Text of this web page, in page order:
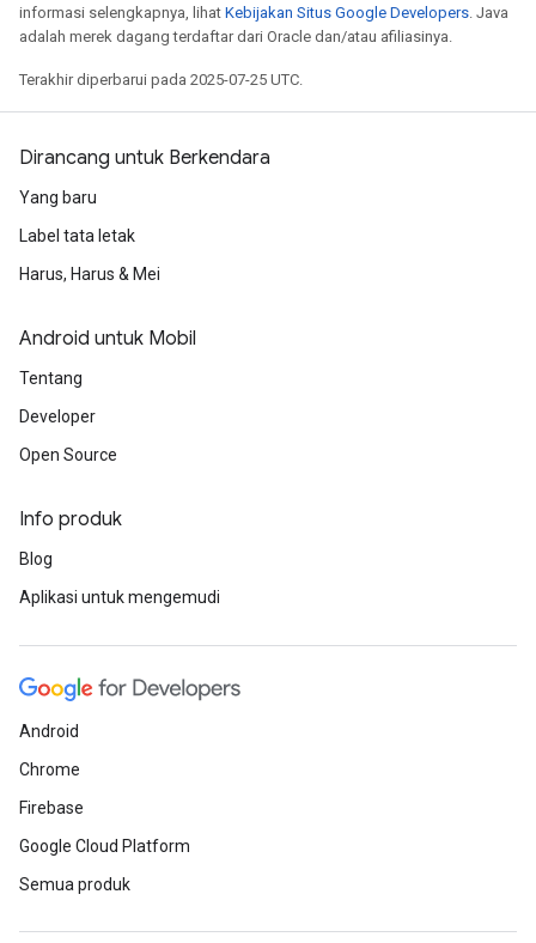
informasi selengkapnya, lihat Kebijakan Situs Google Developers. Java
adalah merek dagang terdaftar dari Oracle dan/atau afiliasinya.
Terakhir diperbarui pada 2025-07-25 UTC.
Dirancang untuk Berkendara
Yang baru
Label tata letak
Harus, Harus & Mei
Android untuk Mobil
Tentang
Developer
Open Source
Info produk
Blog
Aplikasi untuk mengemudi
Android
Chrome
Firebase
Google Cloud Platform
Semua produk